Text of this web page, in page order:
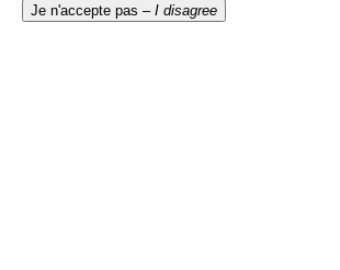
Je n'accepte pas – I disagree